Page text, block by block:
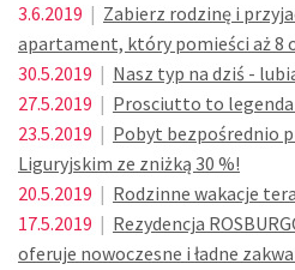
3.6.2019 | Zabierz rodzinę i
apartament, który pomieści aż 8
30.5.2019 | Nasz typ na dziś -
27.5.2019 | Prosciutto to legenda
23.5.2019 | Pobyt bezpośrednio
Liguryjskim ze zniżką 30 %!
20.5.2019 | Rodzinne wakacje
17.5.2019 | Rezydencja
oferuje nowoczesne i ładne